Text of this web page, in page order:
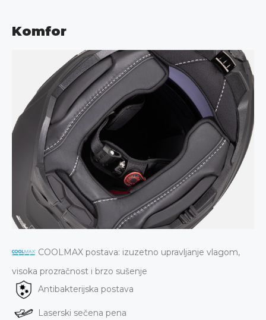
Komfor
COOLMAX postava: izuzetno upravljanje vlagom,
visoka prozračnost i brzo sušenje
Antibakterijska postava
Laserski sečena pena